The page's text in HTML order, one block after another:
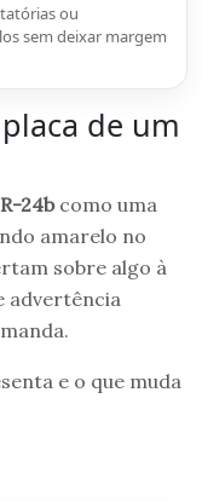
ou
sem deixar margem
de um
R-24bcomo uma
amarelo no
sobre algo à
advertência
e o que muda